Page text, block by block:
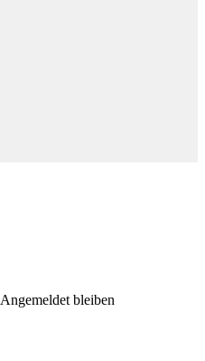
Angemeldet bleiben